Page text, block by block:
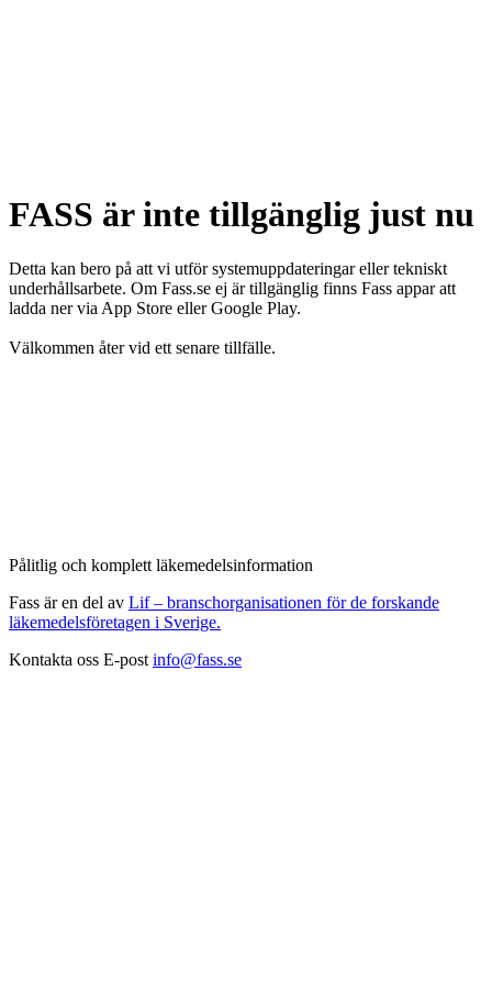
FASS är inte tillgänglig just nu
Detta kan bero på att vi utför systemuppdateringar eller tekniskt
underhållsarbete. Om Fass.se ej är tillgänglig finns Fass appar att
ladda ner via App Store eller Google Play.
Välkommen åter vid ett senare tillfälle.
Pålitlig och komplett läkemedelsinformation
Fass är en del av Lif – branschorganisationen för de forskande
läkemedelsföretagen i Sverige.
Kontakta oss E-post info@fass.se